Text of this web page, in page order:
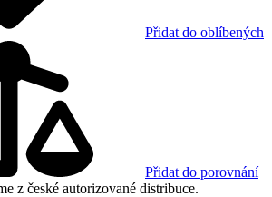
Přidat do oblíbených
Přidat do porovnání
z české autorizované distribuce.